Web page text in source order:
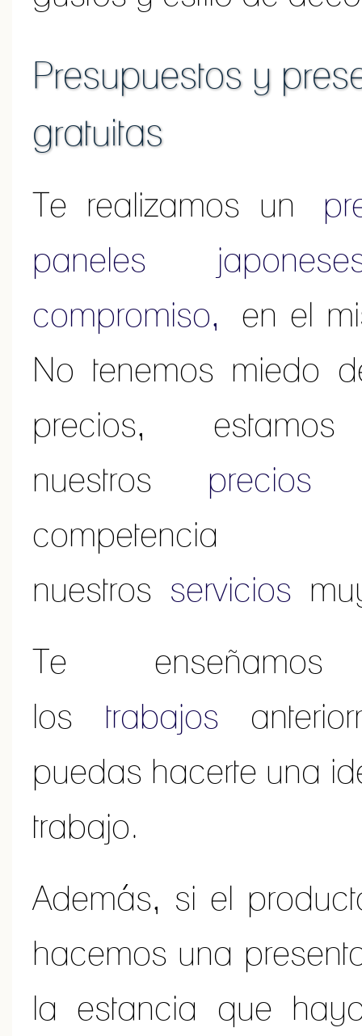
Presupuestos y
gratuitas
Te realizamos un
paneles
compromiso, en el
No tenemos miedo
precios,
nuestros precios
nuestros servicios
Te
los trabajos
puedas hacerte una
trabajo.
Además, si el
hacemos una
la estancia que